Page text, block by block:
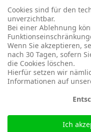
16. Juli 2026
Jumping Fitness Intervall
16. Juli 2026
Jumping Fitness
16. Juli 2026
Cookies sind für den
unverzichtbar.
Bei einer Ablehnung
Wenn Sie akzeptieren,
nach 30 Tagen, sofern
die Cookies löschen.
Hierfür setzen wir
Informationen auf
Ich